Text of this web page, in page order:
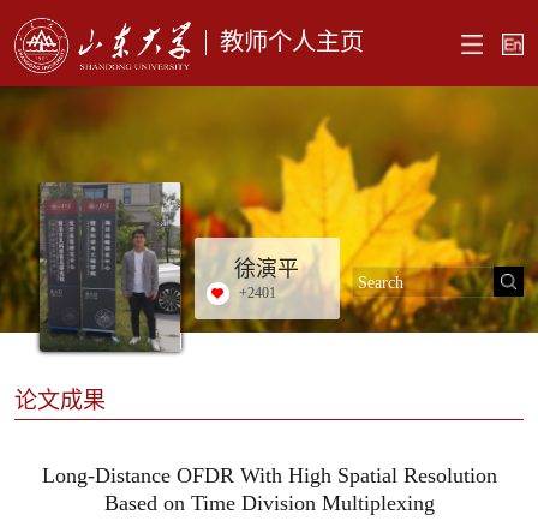
教师个人主页
徐演平
+2401
论文成果
Long-Distance OFDR With High Spatial Resolution
Based on Time Division Multiplexing